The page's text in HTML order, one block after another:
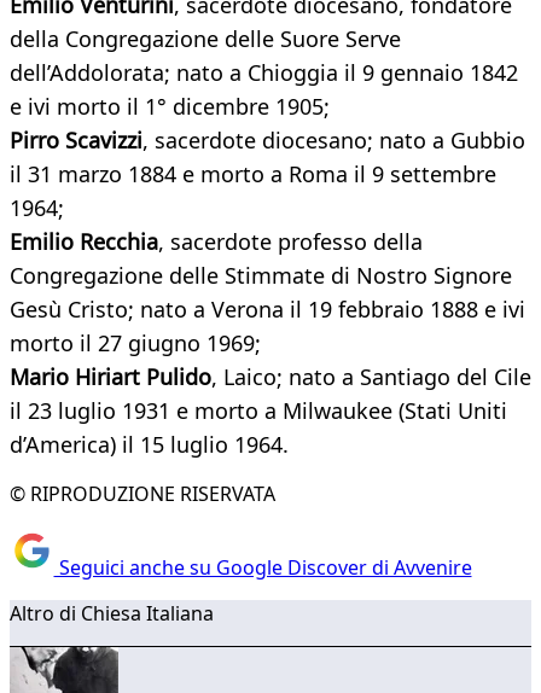
della Congregazione delle Suore Serve
dell’Addolorata; nato a Chioggia il 9 gennaio 1842
e ivi morto il 1° dicembre 1905;
Pirro Scavizzi, sacerdote diocesano; nato a Gubbio
il 31 marzo 1884 e morto a Roma il 9 settembre
1964;
Emilio Recchia, sacerdote professo della
Congregazione delle Stimmate di Nostro Signore
Gesù Cristo; nato a Verona il 19 febbraio 1888 e ivi
morto il 27 giugno 1969;
Mario Hiriart Pulido, Laico; nato a Santiago del Cile
il 23 luglio 1931 e morto a Milwaukee (Stati Uniti
d’America) il 15 luglio 1964.
© RIPRODUZIONE RISERVATA
Seguici anche su Google Discover di Avvenire
Altro di Chiesa Italiana